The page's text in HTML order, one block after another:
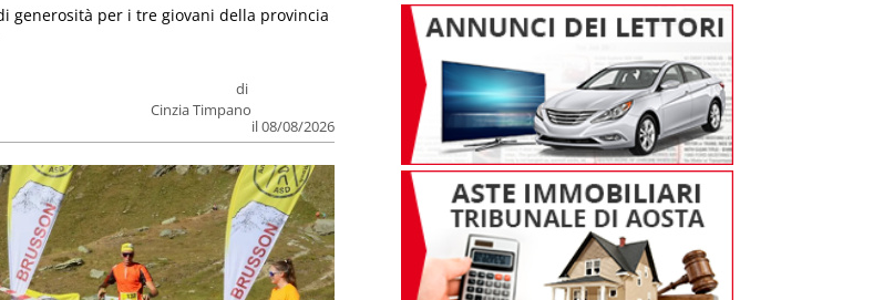
di
Cinzia Timpano
il 08/08/2026
generosità per i tre giovani della provincia